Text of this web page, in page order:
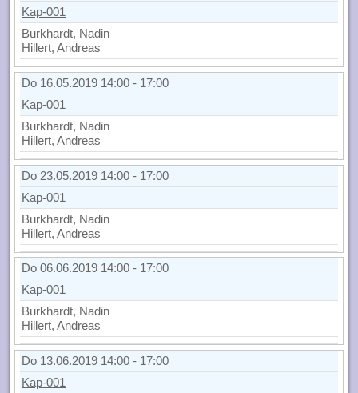
Kap-001
Burkhardt, Nadin
Hillert, Andreas
Do 16.05.2019 14:00 - 17:00
Kap-001
Burkhardt, Nadin
Hillert, Andreas
Do 23.05.2019 14:00 - 17:00
Kap-001
Burkhardt, Nadin
Hillert, Andreas
Do 06.06.2019 14:00 - 17:00
Kap-001
Burkhardt, Nadin
Hillert, Andreas
Do 13.06.2019 14:00 - 17:00
Kap-001